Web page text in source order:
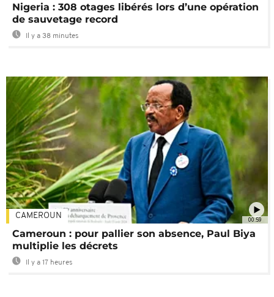
Nigeria : 308 otages libérés lors d’une opération
de sauvetage record
Il y a 38 minutes
00:59
CAMEROUN
Cameroun : pour pallier son absence, Paul Biya
multiplie les décrets
Il y a 17 heures